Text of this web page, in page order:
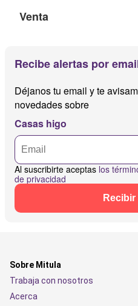
Venta
Recibe alertas por
Déjanos tu email y te
novedades sobre
Casas higo
Al suscribirte aceptas los
de privacidad
Sobre Mitula
Trabaja con nosotros
Acerca